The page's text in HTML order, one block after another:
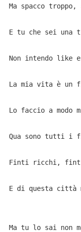
Ma spacco
E tu che sei una
Non intendo like
La mia vita è un
Lo faccio a modo
Qua sono tutti i
Finti ricchi, finti
E di questa città
Ma tu lo sai non